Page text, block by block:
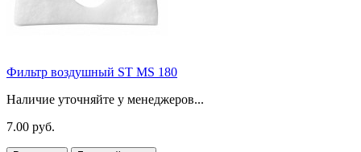
Фильтр воздушный ST MS 180
Наличие уточняйте у менеджеров...
7.00 руб.